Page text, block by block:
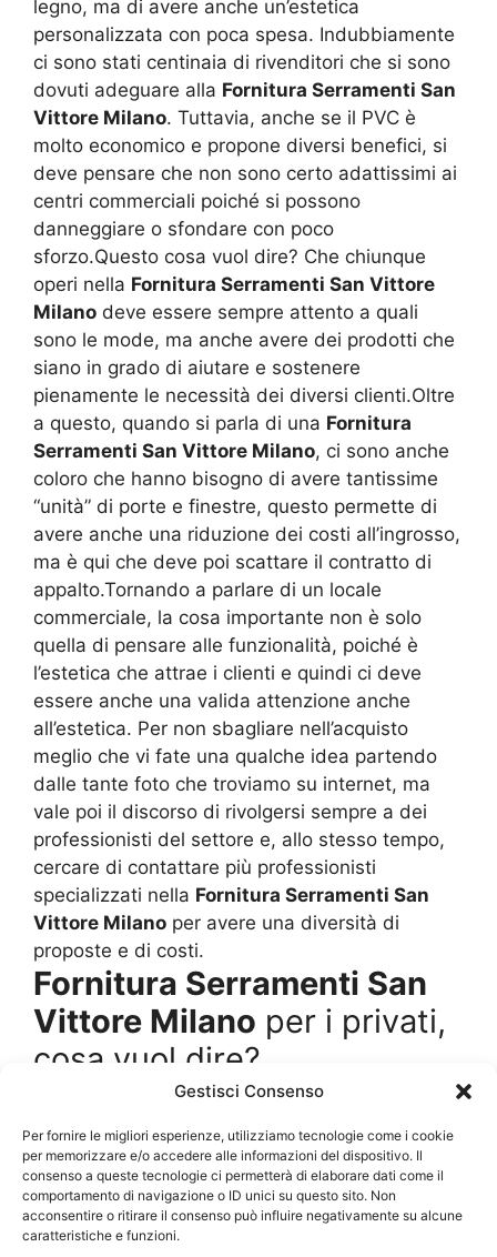
Gestisci Consenso
Per fornire le migliori esperienze, utilizziamo tecnologie come i cookie
per memorizzare e/o accedere alle informazioni del dispositivo. Il
consenso a queste tecnologie ci permetterà di elaborare dati come il
comportamento di navigazione o ID unici su questo sito. Non
acconsentire o ritirare il consenso può influire negativamente su alcune
caratteristiche e funzioni.
legno, ma di avere anche un’estetica
personalizzata con poca spesa. Indubbiamente
ci sono stati centinaia di rivenditori che si sono
dovuti adeguare alla Fornitura Serramenti San
Vittore Milano. Tuttavia, anche se il PVC è
molto economico e propone diversi benefici, si
deve pensare che non sono certo adattissimi ai
centri commerciali poiché si possono
danneggiare o sfondare con poco
sforzo.Questo cosa vuol dire? Che chiunque
operi nella Fornitura Serramenti San Vittore
Milano deve essere sempre attento a quali
sono le mode, ma anche avere dei prodotti che
siano in grado di aiutare e sostenere
pienamente le necessità dei diversi clienti.Oltre
a questo, quando si parla di una Fornitura
Serramenti San Vittore Milano, ci sono anche
coloro che hanno bisogno di avere tantissime
“unità” di porte e finestre, questo permette di
avere anche una riduzione dei costi all’ingrosso,
ma è qui che deve poi scattare il contratto di
appalto.Tornando a parlare di un locale
commerciale, la cosa importante non è solo
quella di pensare alle funzionalità, poiché è
l’estetica che attrae i clienti e quindi ci deve
essere anche una valida attenzione anche
all’estetica. Per non sbagliare nell’acquisto
meglio che vi fate una qualche idea partendo
dalle tante foto che troviamo su internet, ma
vale poi il discorso di rivolgersi sempre a dei
professionisti del settore e, allo stesso tempo,
cercare di contattare più professionisti
specializzati nella Fornitura Serramenti San
Vittore Milano per avere una diversità di
proposte e di costi.
Fornitura Serramenti San
Vittore Milano per i privati,
cosa vuol dire?
Milano” è perfetto per indicare una vendita di
diverse unità che poi sono rivolte ad un unico
cliente. Questo spesso è un mercato che
interessa i grossisti e i rivenditori al minuto,